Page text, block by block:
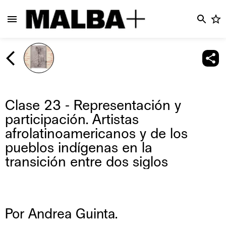
Clase 23 - Representación y
participación. Artistas
afrolatinoamericanos y de los
pueblos indígenas en la
transición entre dos siglos
Por Andrea Guinta.